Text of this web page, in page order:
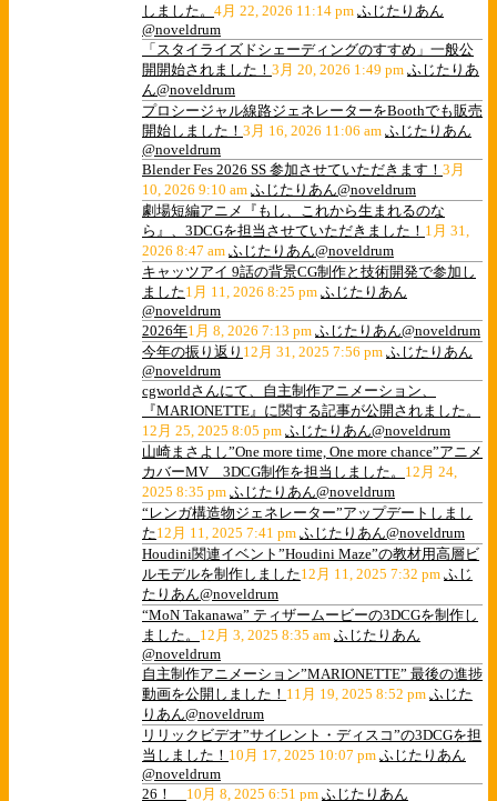
しました。 4月 22, 2026 11:14 pm ふじたりあん
@noveldrum
「スタイライズドシェーディングのすすめ」一般公
開開始されました！ 3月 20, 2026 1:49 pm ふじたりあ
ん@noveldrum
プロシージャル線路ジェネレーターをBoothでも販売
開始しました！ 3月 16, 2026 11:06 am ふじたりあん
@noveldrum
Blender Fes 2026 SS 参加させていただきます！ 3月
10, 2026 9:10 am ふじたりあん@noveldrum
劇場短編アニメ『もし、これから生まれるのな
ら』、3DCGを担当させていただきました！ 1月 31,
2026 8:47 am ふじたりあん@noveldrum
キャッツアイ 9話の背景CG制作と技術開発で参加し
ました1月 11, 2026 8:25 pm ふじたりあん
@noveldrum
2026年1月 8, 2026 7:13 pm ふじたりあん@noveldrum
今年の振り返り 12月 31, 2025 7:56 pm ふじたりあん
@noveldrum
cgworldさんにて、自主制作アニメーション、
『MARIONETTE』に関する記事が公開されました。
12月 25, 2025 8:05 pm ふじたりあん@noveldrum
山崎まさよし”One more time, One more chance”アニメ
カバーMV 3DCG制作を担当しました。 12月 24,
2025 8:35 pm ふじたりあん@noveldrum
“レンガ構造物ジェネレーター”アップデートしまし
た12月 11, 2025 7:41 pm ふじたりあん@noveldrum
Houdini関連イベント”Houdini Maze”の教材用高層ビ
ルモデルを制作しました12月 11, 2025 7:32 pm ふじ
たりあん@noveldrum
“MoN Takanawa” ティザームービーの3DCGを制作し
ました。 12月 3, 2025 8:35 am ふじたりあん
@noveldrum
自主制作アニメーション”MARIONETTE” 最後の進捗
動画を公開しました！ 11月 19, 2025 8:52 pm ふじた
りあん@noveldrum
リリックビデオ”サイレント・ディスコ”の3DCGを担
当しました！ 10月 17, 2025 10:07 pm ふじたりあん
@noveldrum
26！ 10月 8, 2025 6:51 pm ふじたりあん